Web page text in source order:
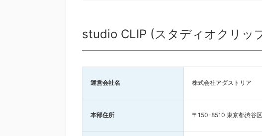
studio CLIP (スタディオクリッ
運営会社名 株式会社アダストリア
本部住所 〒150-8510 東京都渋谷